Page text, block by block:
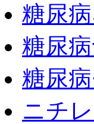
糖尿
糖尿
糖尿
ニチ